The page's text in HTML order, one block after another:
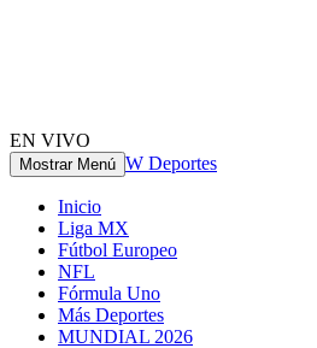
EN VIVO
Mostrar Menú W Deportes
Inicio
Liga MX
Fútbol Europeo
NFL
Fórmula Uno
Más Deportes
MUNDIAL 2026